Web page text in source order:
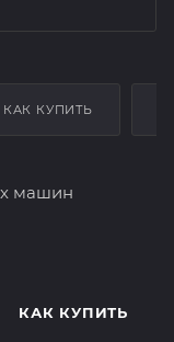
КАК КУПИТЬ
машин
КАК КУПИТЬ